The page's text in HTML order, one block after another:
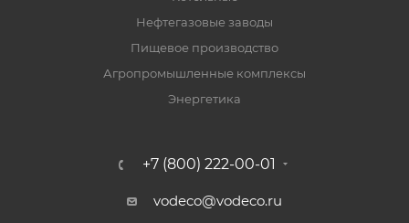
Нефтегазовые заводы
Пищевое производство
Агропромышленные комплексы
Энергетика
+7 (800) 222-00-01
vodeco@vodeco.ru